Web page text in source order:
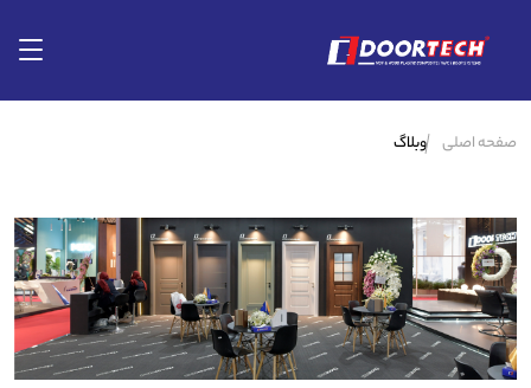
صفحه اصلی وبلاگ